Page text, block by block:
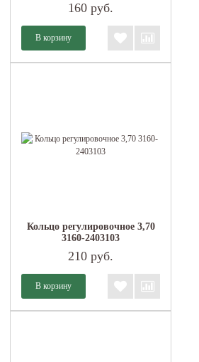
160 руб.
Кольцо регулировочное 3,70
3160-2403103
210 руб.